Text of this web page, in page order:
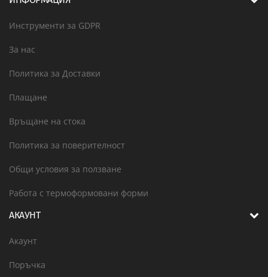
Инструменти за GDPR
За нас
Политика за Доставки
Плащане
Връщане на стока
Политика за поверителност
Общи условия за ползване
Работа с термоформовани форми
АКАУНТ
Акаунт
Поръчка